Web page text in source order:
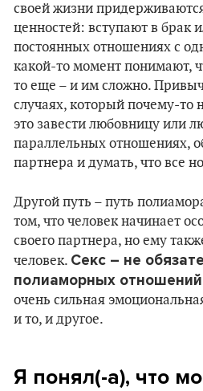
своей жизни
ценностей: вступают в брак
постоянных отношениях с
какой-то момент понимают,
то еще – и им сложно.
случаях, который почему-то
это завести любовницу или
параллельных отношениях,
партнера и думать, что все
Другой путь – путь
том, что человек начинает
своего партнера, но ему
человек. Секс – не
полиаморных отношений
очень сильная
и то, и другое.
Я понял(-а), что